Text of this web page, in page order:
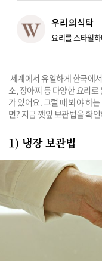
우리의식탁
요리를 스타일
소, 장아찌 등 다양한 요리
가 있어요. 그럴 때 봐야 하
면? 지금 깻잎 보관법을 확
1) 냉장 보관법